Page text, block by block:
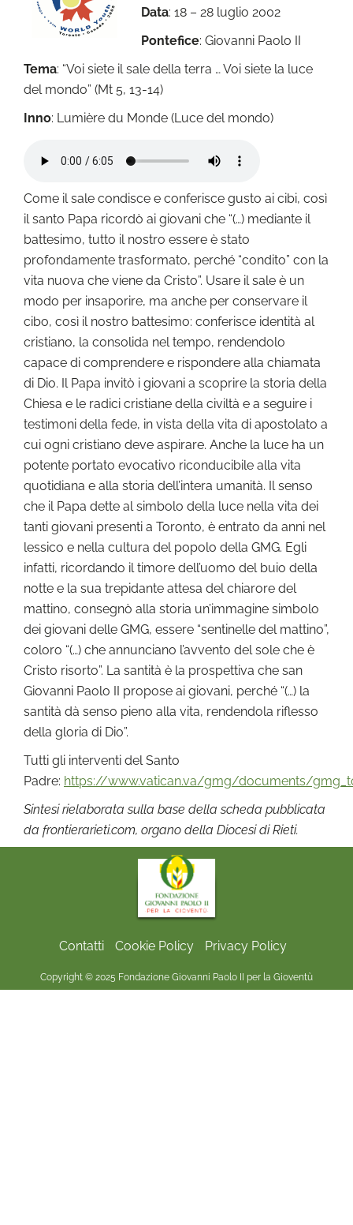
Data: 18 – 28 luglio 2002
Pontefice: Giovanni Paolo II
Tema: “Voi siete il sale della terra … Voi siete la luce
del mondo” (Mt 5, 13-14)
Inno: Lumière du Monde (Luce del mondo)
Come il sale condisce e conferisce gusto ai cibi, così
il santo Papa ricordò ai giovani che “(…) mediante il
battesimo, tutto il nostro essere è stato
profondamente trasformato, perché “condito” con la
vita nuova che viene da Cristo”. Usare il sale è un
modo per insaporire, ma anche per conservare il
cibo, così il nostro battesimo: conferisce identità al
cristiano, la consolida nel tempo, rendendolo
capace di comprendere e rispondere alla chiamata
di Dio. Il Papa invitò i giovani a scoprire la storia della
Chiesa e le radici cristiane della civiltà e a seguire i
testimoni della fede, in vista della vita di apostolato a
cui ogni cristiano deve aspirare. Anche la luce ha un
potente portato evocativo riconducibile alla vita
quotidiana e alla storia dell’intera umanità. Il senso
che il Papa dette al simbolo della luce nella vita dei
tanti giovani presenti a Toronto, è entrato da anni nel
lessico e nella cultura del popolo della GMG. Egli
infatti, ricordando il timore dell’uomo del buio della
notte e la sua trepidante attesa del chiarore del
mattino, consegnò alla storia un’immagine simbolo
dei giovani delle GMG, essere “sentinelle del mattino”,
coloro “(…) che annunciano l’avvento del sole che è
Cristo risorto”. La santità è la prospettiva che san
Giovanni Paolo II propose ai giovani, perché “(…) la
santità dà senso pieno alla vita, rendendola riflesso
della gloria di Dio”.
Tutti gli interventi del Santo
Padre: https://www.vatican.va/gmg/documents/
Sintesi rielaborata sulla base della scheda pubblicata
da frontierarieti.com, organo della Diocesi di Rieti.
Contatti Cookie Policy Privacy Policy
Copyright © 2025 Fondazione Giovanni Paolo II per la Gioventù